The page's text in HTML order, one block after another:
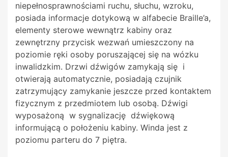
niepełnosprawnościami ruchu, słuchu, wzroku,
posiada informacje dotykową w alfabecie Braille’a,
elementy sterowe wewnątrz kabiny oraz
zewnętrzny przycisk wezwań umieszczony na
poziomie ręki osoby poruszającej się na wózku
inwalidzkim. Drzwi dźwigów zamykają się i
otwierają automatycznie, posiadają czujnik
zatrzymujący zamykanie jeszcze przed kontaktem
fizycznym z przedmiotem lub osobą. Dźwigi
wyposażoną w sygnalizację dźwiękową
informującą o położeniu kabiny. Winda jest z
poziomu parteru do 7 piętra.